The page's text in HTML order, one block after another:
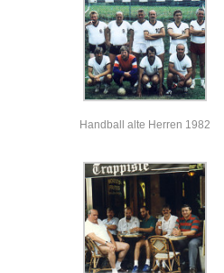
Handball alte Herren 1982